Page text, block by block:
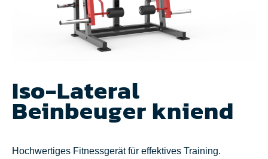
Iso-Lateral
Beinbeuger kniend
Hochwertiges Fitnessgerät für effektives Training.